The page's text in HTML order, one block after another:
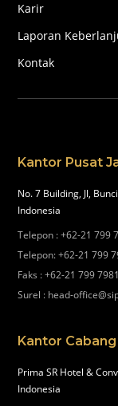
Karir
Laporan
Kontak
Kantor Pusat
No. 7 Building, Jl,
Indonesia
Telepon :+62-21 799
Telepon:+62-21 799
Faks :+62-21 799 7981
Surel : head-
Kantor
Prima SR Hotel &
Indonesia